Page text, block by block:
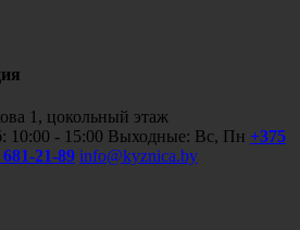
1, цокольный этаж
10:00 - 15:00 Выходные: Вс, Пн +375
21-89 info@kyznica.by